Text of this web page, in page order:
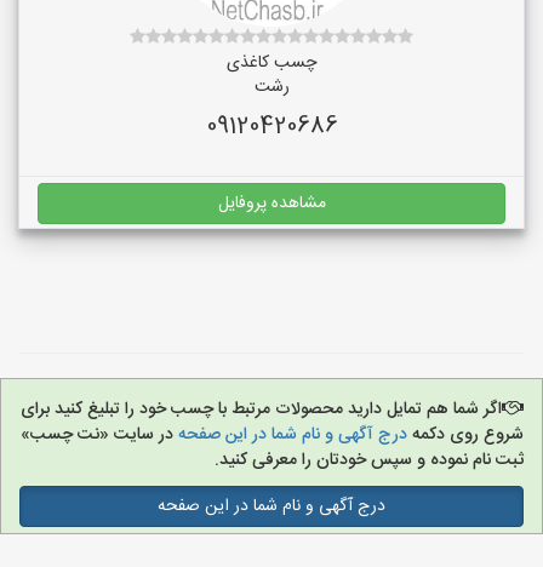
چسب کاغذی
رشت
09120420686
مشاهده پروفایل
اگر شما هم تمایل دارید محصولات مرتبط با چسب خود را تبلیغ کنید برای
شروع روی دکمهدرج آگهی و نام شما در این صفحهدر سایت «نت چسب»
ثبت نام نموده و سپس خودتان را معرفی کنید.
درج آگهی و نام شما در این صفحه